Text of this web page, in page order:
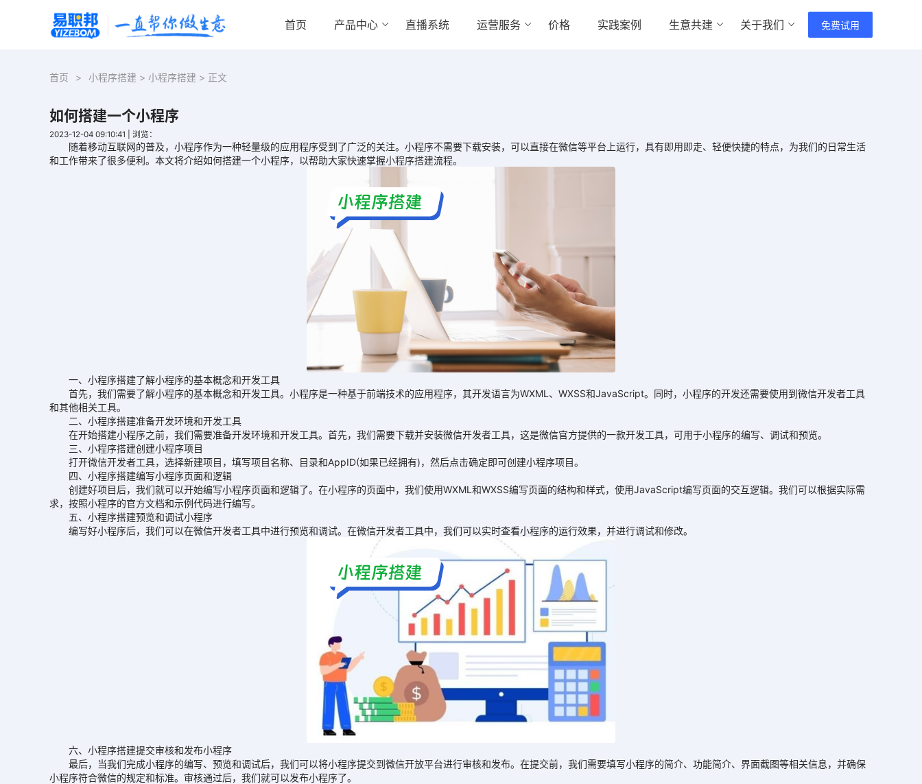
首页 产品中心 直播系统 运营服务 价格 实践案例 生意共建 关于我们 免费试用
首页 > 小程序搭建 > 小程序搭建 > 正文
如何搭建一个小程序
2023-12-04 09:10:41 浏览：
随着移动互联网的普及，小程序作为一种轻量级的应用程序受到了广泛的关注。小程序不需要下载安装，可以直接在微信等平台上运行，具有即用即走、轻便快捷的特点，为我们的日常生活
和工作带来了很多便利。本文将介绍如何搭建一个小程序，以帮助大家快速掌握小程序搭建流程。
一、小程序搭建了解小程序的基本概念和开发工具
首先，我们需要了解小程序的基本概念和开发工具。小程序是一种基于前端技术的应用程序，其开发语言为WXML、WXSS和JavaScript。同时，小程序的开发还需要使用到微信开发者工具
和其他相关工具。
二、小程序搭建准备开发环境和开发工具
在开始搭建小程序之前，我们需要准备开发环境和开发工具。首先，我们需要下载并安装微信开发者工具，这是微信官方提供的一款开发工具，可用于小程序的编写、调试和预览。
三、小程序搭建创建小程序项目
打开微信开发者工具，选择新建项目，填写项目名称、目录和AppID(如果已经拥有)，然后点击确定即可创建小程序项目。
四、小程序搭建编写小程序页面和逻辑
创建好项目后，我们就可以开始编写小程序页面和逻辑了。在小程序的页面中，我们使用WXML和WXSS编写页面的结构和样式，使用JavaScript编写页面的交互逻辑。我们可以根据实际需
求，按照小程序的官方文档和示例代码进行编写。
五、小程序搭建预览和调试小程序
编写好小程序后，我们可以在微信开发者工具中进行预览和调试。在微信开发者工具中，我们可以实时查看小程序的运行效果，并进行调试和修改。
六、小程序搭建提交审核和发布小程序
最后，当我们完成小程序的编写、预览和调试后，我们可以将小程序提交到微信开放平台进行审核和发布。在提交前，我们需要填写小程序的简介、功能简介、界面截图等相关信息，并确保
小程序符合微信的规定和标准。审核通过后，我们就可以发布小程序了。